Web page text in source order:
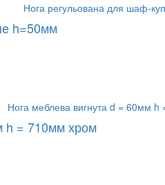
h=50мм
h = 710мм хром